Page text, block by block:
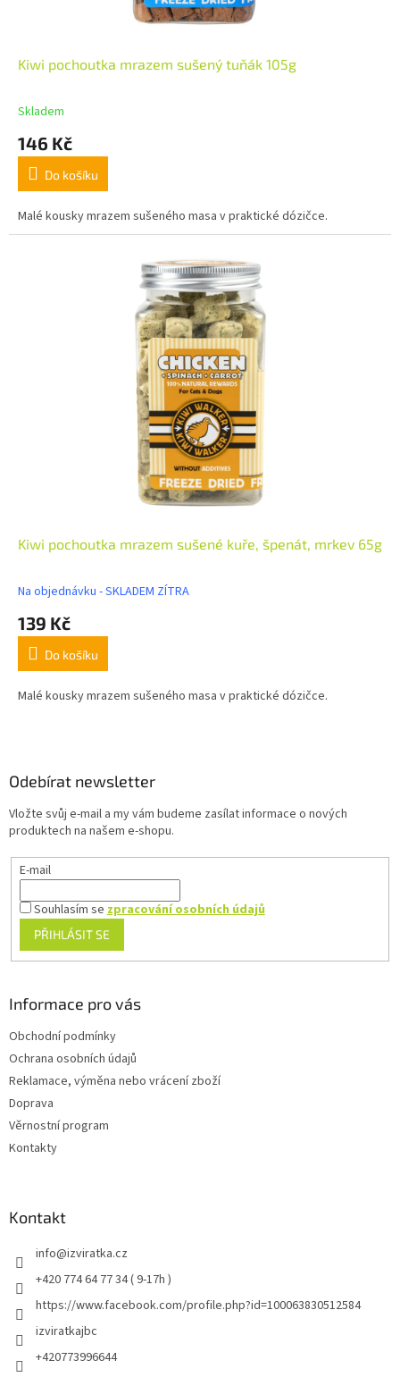
Kiwi pochoutka mrazem sušený tuňák 105g
Skladem
146 Kč
Do košíku
Malé kousky mrazem sušeného masa v praktické dózičce.
Kiwi pochoutka mrazem sušené kuře, špenát, mrkev 65g
Na objednávku - SKLADEM ZÍTRA
139 Kč
Do košíku
Malé kousky mrazem sušeného masa v praktické dózičce.
Odebírat newsletter
Vložte svůj e-mail a my vám budeme zasílat informace o nových
produktech na našem e-shopu.
E-mail
Souhlasím sezpracování osobních údajů
PŘIHLÁSIT SE
Informace pro vás
Obchodní podmínky
Ochrana osobních údajů
Reklamace, výměna nebo vrácení zboží
Doprava
Věrnostní program
Kontakty
Kontakt
info@izviratka.cz
+420 774 64 77 34 ( 9-17h )
https://www.facebook.com/profile.php?id=100063830512584
izviratkajbc
+420773996644